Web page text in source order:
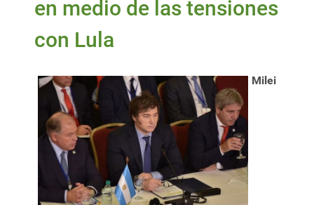
en medio de las tensiones
con Lula
Milei